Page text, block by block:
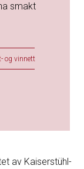
smakt
og vinnett
av Kaiserstühl-